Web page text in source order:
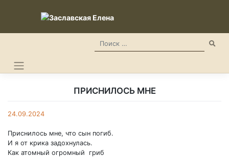
ПРИСНИЛОСЬ МНЕ
24.09.2024
Приснилось мне, что сын погиб.
И я от крика задохнулась.
Как атомный огромный гриб